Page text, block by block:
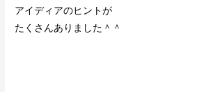
アイディアのヒントが
たくさんありました＾＾